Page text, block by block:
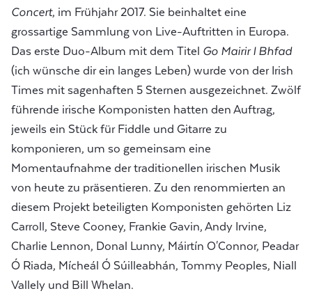
Concert, im Frühjahr 2017. Sie beinhaltet eine
grossartige Sammlung von Live-Auftritten in Europa.
Das erste Duo-Album mit dem Titel Go Mairir I Bhfad
(ich wünsche dir ein langes Leben) wurde von der Irish
Times mit sagenhaften 5 Sternen ausgezeichnet. Zwölf
führende irische Komponisten hatten den Auftrag,
jeweils ein Stück für Fiddle und Gitarre zu
komponieren, um so gemeinsam eine
Momentaufnahme der traditionellen irischen Musik
von heute zu präsentieren. Zu den renommierten an
diesem Projekt beteiligten Komponisten gehörten Liz
Carroll, Steve Cooney, Frankie Gavin, Andy Irvine,
Charlie Lennon, Donal Lunny, Máirtín O'Connor, Peadar
Ó Riada, Mícheál Ó Súilleabhán, Tommy Peoples, Niall
Vallely und Bill Whelan.